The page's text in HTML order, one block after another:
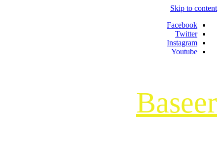
Skip to content
Facebook
Twitter
Instagram
Youtube
Baseer